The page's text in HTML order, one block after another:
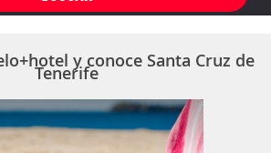
y conoce Santa Cruz de
Tenerife